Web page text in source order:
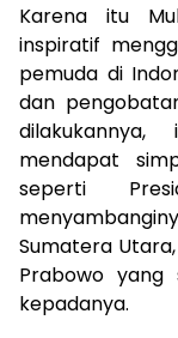
Karena itu
inspiratif
pemuda di
dan
mendapat
seperti
Sumatera
Prabowo yang
kepadanya.